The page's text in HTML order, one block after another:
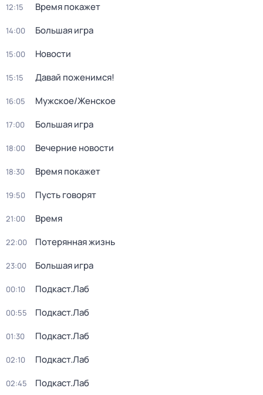
12:15 Время покажет
14:00 Большая игра
15:00 Новости
15:15 Давай поженимся!
16:05 Мужское/Женское
17:00 Большая игра
18:00 Вечерние новости
18:30 Время покажет
19:50 Пусть говорят
21:00 Время
22:00 Потерянная жизнь
23:00 Большая игра
00:10 Подкаст.Лаб
00:55 Подкаст.Лаб
01:30 Подкаст.Лаб
02:10 Подкаст.Лаб
02:45 Подкаст.Лаб